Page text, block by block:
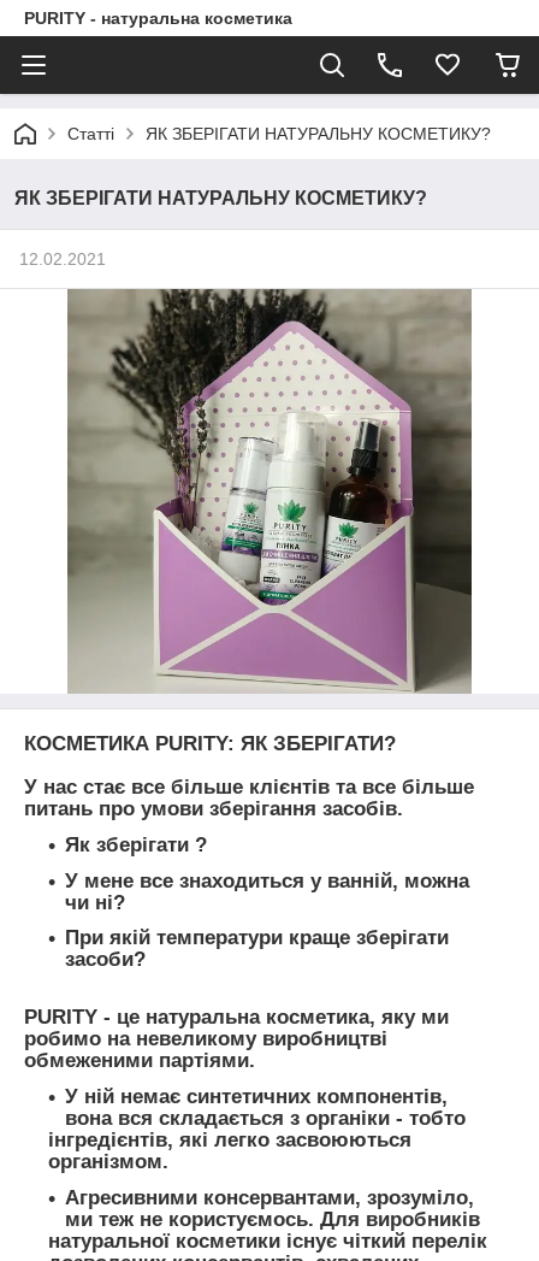
PURITY - натуральна косметика
Статті ЯК ЗБЕРІГАТИ НАТУРАЛЬНУ КОСМЕТИКУ?
ЯК ЗБЕРІГАТИ НАТУРАЛЬНУ КОСМЕТИКУ?
12.02.2021
КОСМЕТИКА PURITY: ЯК ЗБЕРІГАТИ?
У нас стає все більше клієнтів та все більше
питань про умови зберігання засобів.
Як зберігати ?
У мене все знаходиться у ванній, можна
чи ні?
При якій температури краще зберігати
засоби?
PURITY - це натуральна косметика, яку ми
робимо на невеликому виробництві
обмеженими партіями.
У ній немає синтетичних компонентів,
вона вся складається з органіки - тобто
інгредієнтів, які легко засвоюються
організмом.
Агресивними консервантами, зрозуміло,
ми теж не користуємось. Для виробників
натуральної косметики існує чіткий перелік